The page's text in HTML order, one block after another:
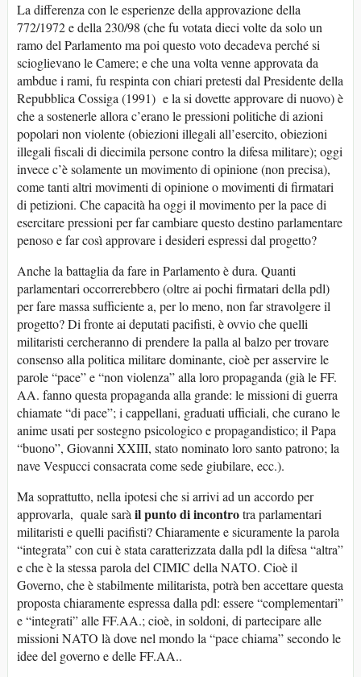
La differenza con le esperienze della approvazione della
772/1972 e della 230/98 (che fu votata dieci volte da solo un
ramo del Parlamento ma poi questo voto decadeva perché si
scioglievano le Camere; e che una volta venne approvata da
ambdue i rami, fu respinta con chiari pretesti dal Presidente della
Repubblica Cossiga (1991) e la si dovette approvare di nuovo) è
che a sostenerle allora c’erano le pressioni politiche di azioni
popolari non violente (obiezioni illegali all’esercito, obiezioni
illegali fiscali di diecimila persone contro la difesa militare); oggi
invece c’è solamente un movimento di opinione (non precisa),
come tanti altri movimenti di opinione o movimenti di firmatari
di petizioni. Che capacità ha oggi il movimento per la pace di
esercitare pressioni per far cambiare questo destino parlamentare
penoso e far così approvare i desideri espressi dal progetto?
Anche la battaglia da fare in Parlamento è dura. Quanti
parlamentari occorrerebbero (oltre ai pochi firmatari della pdl)
per fare massa sufficiente a, per lo meno, non far stravolgere il
progetto? Di fronte ai deputati pacifisti, è ovvio che quelli
militaristi cercheranno di prendere la palla al balzo per trovare
consenso alla politica militare dominante, cioè per asservire le
parole “pace” e “non violenza” alla loro propaganda (già le FF.
AA. fanno questa propaganda alla grande: le missioni di guerra
chiamate “di pace”; i cappellani, graduati ufficiali, che curano le
anime usati per sostegno psicologico e propagandistico; il Papa
“buono”, Giovanni XXIII, stato nominato loro santo patrono; la
nave Vespucci consacrata come sede giubilare, ecc.).
Ma soprattutto, nella ipotesi che si arrivi ad un accordo per
approvarla, quale saràil punto di incontrotra parlamentari
militaristi e quelli pacifisti? Chiaramente e sicuramente la parola
“integrata” con cui è stata caratterizzata dalla pdl la difesa “altra”
e che è la stessa parola del CIMIC della NATO. Cioè il
Governo, che è stabilmente militarista, potrà ben accettare questa
proposta chiaramente espressa dalla pdl: essere “complementari”
e “integrati” alle FF.AA.; cioè, in soldoni, di partecipare alle
missioni NATO là dove nel mondo la “pace chiama” secondo le
idee del governo e delle FF.AA..